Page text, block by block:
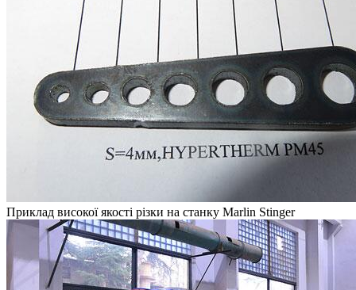
Приклад високої якості різки на станку Marlin Stinger